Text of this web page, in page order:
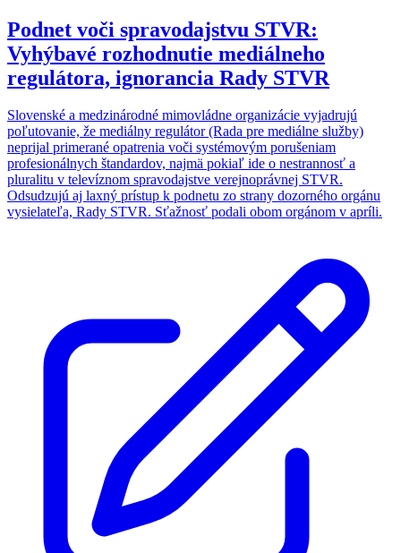
Podnet voči spravodajstvu STVR:
Vyhýbavé rozhodnutie mediálneho
regulátora, ignorancia Rady STVR
Slovenské a medzinárodné mimovládne organizácie vyjadrujú
poľutovanie, že mediálny regulátor (Rada pre mediálne služby)
neprijal primerané opatrenia voči systémovým porušeniam
profesionálnych štandardov, najmä pokiaľ ide o nestrannosť a
pluralitu v televíznom spravodajstve verejnoprávnej STVR.
Odsudzujú aj laxný prístup k podnetu zo strany dozorného orgánu
vysielateľa, Rady STVR. Sťažnosť podali obom orgánom v apríli.